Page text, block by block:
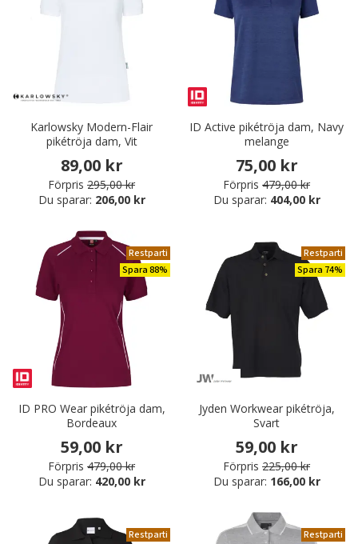
Karlowsky Modern-Flair
pikétröja dam, Vit
89,00 kr
Förpris 295,00 kr
Du sparar: 206,00 kr
ID Active pikétröja dam, Navy
melange
75,00 kr
Förpris 479,00 kr
Du sparar: 404,00 kr
Restparti
Spara 88%
ID PRO Wear pikétröja dam,
Bordeaux
59,00 kr
Förpris 479,00 kr
Du sparar: 420,00 kr
Restparti
Spara 74%
Jyden Workwear pikétröja,
Svart
59,00 kr
Förpris 225,00 kr
Du sparar: 166,00 kr
Restparti
Restparti